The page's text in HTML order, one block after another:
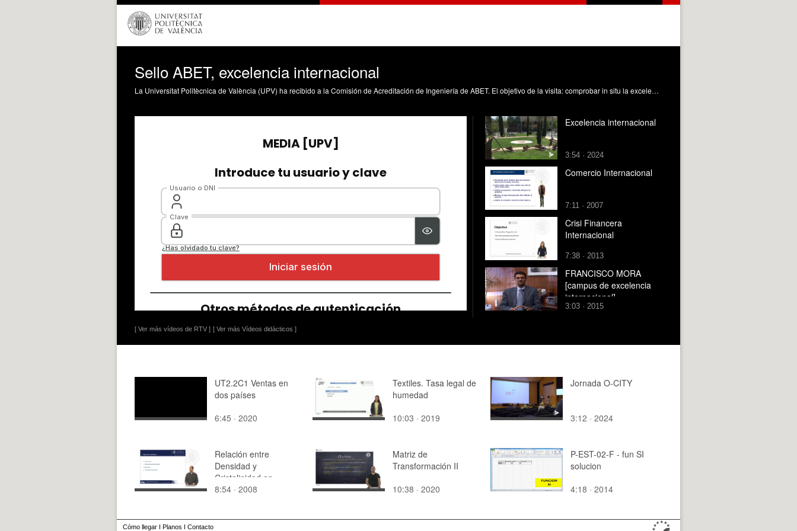
Sello ABET, excelencia internacional
La Universitat Politècnica de València (UPV) ha recibido a la Comisión de Acreditación de Ingeniería de ABET. El objetivo de la visita: comprobar in situ la excelencia de los 10 programas acreditados por ABET que imparte la UPV.
[ Ver más vídeos de RTV ] [ Ver más Vídeos didácticos ]
Excelencia internacional
3:54 · 2024
Comercio Internacional
7:11 · 2007
Crisi Financera
Internacional
7:38 · 2013
FRANCISCO MORA
[campus de excelencia
internacional]
3:03 · 2015
UT2.2C1 Ventas en
dos países
6:45 · 2020
Textiles. Tasa legal de
humedad
10:03 · 2019
Jornada O-CITY
3:12 · 2024
Relación entre
Densidad y
Cristalinidad en
Materiales Poliméricos
8:54 · 2008
Matriz de
Transformación II
10:38 · 2020
P-EST-02-F - fun SI
solucion
4:18 · 2014
Cómo llegar I Planos I Contacto